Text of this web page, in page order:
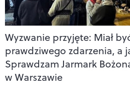
Wyzwanie przyjęte: Miał
prawdziwego zdarzenia, a
Sprawdzam Jarmark
w Warszawie